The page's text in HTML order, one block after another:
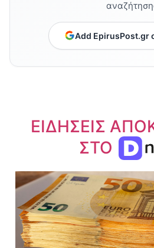
Add EpirusPost.gr
ΕΙΔΗΣΕΙΣ
ΣΤΟ